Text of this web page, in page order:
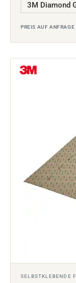
PREIS AUF ANFRAGE
SELBSTKLEBENDE